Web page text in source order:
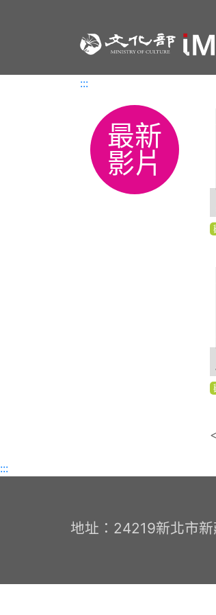
:::
:::
最新
影片
:::
地址：24219新北市